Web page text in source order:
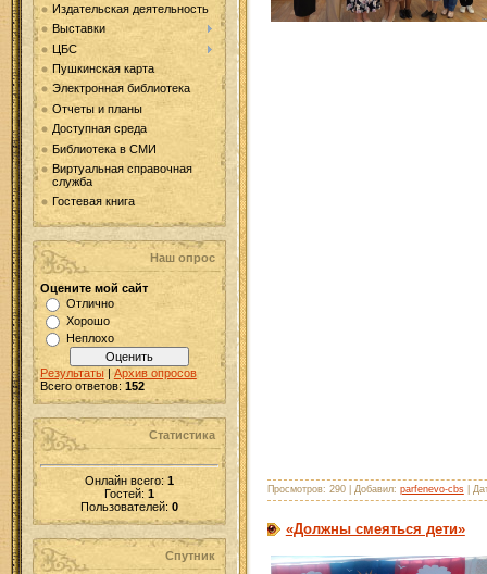
Издательская деятельность
Выставки
ЦБС
Пушкинская карта
Электронная библиотека
Отчеты и планы
Доступная среда
Библиотека в СМИ
Виртуальная справочная
служба
Гостевая книга
Наш опрос
Оцените мой сайт
Отлично
Хорошо
Неплохо
Результаты | Архив опросов
Всего ответов: 152
Статистика
Онлайн всего: 1
Гостей: 1
Пользователей: 0
Спутник
Просмотров: 290 | Добавил: parfenevo-cbs|
«Должны смеяться дети»